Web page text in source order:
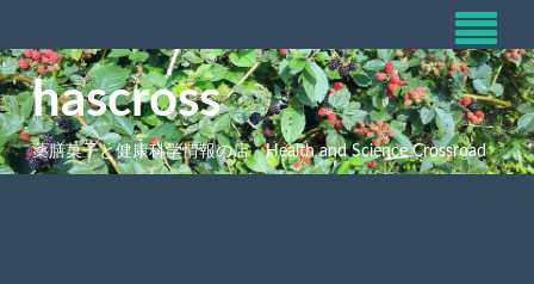
hascross
薬膳菓子と健康科学情報の店 Health and Science Crossroad